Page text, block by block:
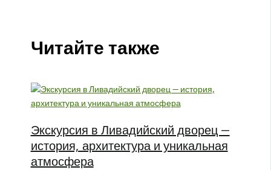
Читайте также
Экскурсия в Ливадийский дворец —
история, архитектура и уникальная
атмосфера